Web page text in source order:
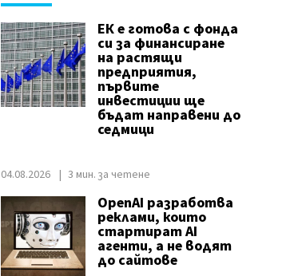
ЕК е готова с фонда
си за финансиране
на растящи
предприятия,
първите
инвестиции ще
бъдат направени до
седмици
04.08.2026 3 мин. за четене
OpenAI разработва
реклами, които
стартират AI
агенти, а не водят
до сайтове